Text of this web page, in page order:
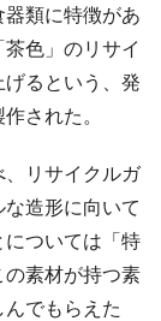
類に特徴があ
色」のリサイ
るという、発
された。
リサイクルガ
造形に向いて
ついては「特
素材が持つ素
でもらえた